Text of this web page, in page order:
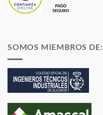
SOMOS MIEMBROS DE: